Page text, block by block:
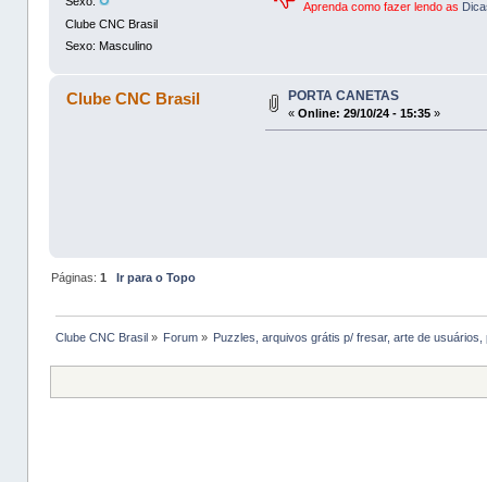
Clube CNC Brasil
Sexo: Masculino
Aprenda como fazer lendo as
Clube CNC Brasil PORTA CANETAS
«Online: 29/10/24 - 15:35 »
Páginas: 1 Ir para o Topo
Clube CNC Brasil» Forum » Puzzles, arquivos grátis p/ fresar, arte de usuários,